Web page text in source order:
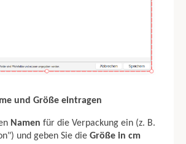
und Größe eintragen
Namen für die Verpackung ein (z. B.
und geben Sie die Größe in cm